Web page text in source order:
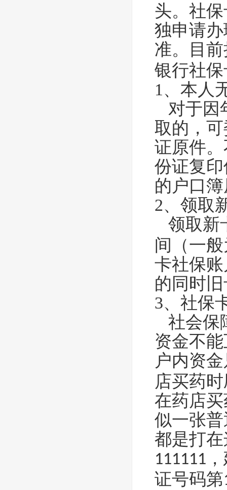
头。社
独申请
准。目
银行社
1、本人
对于因
取的，
证原件
份证复
的户口
2、领取
领取新
间（一
卡社保
的同时
3、社保
社会保
资金不
户内资
店买药
在药店
似一张
都是打
111111
证号码第